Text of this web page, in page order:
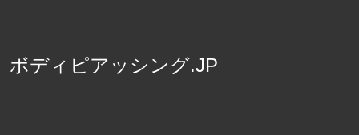
ボディピアッシング.JP